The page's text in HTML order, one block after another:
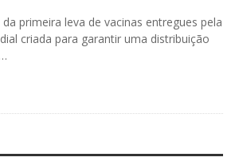
primeira leva de vacinas entregues pela
criada para garantir uma distribuição